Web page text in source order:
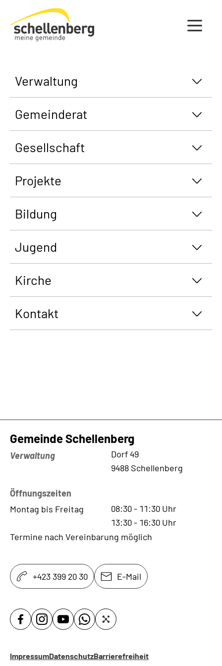
Gemeinde Schellenberg Startseite
Verwaltung
Gemeinderat
Gesellschaft
Projekte
Bildung
Jugend
Kirche
Kontakt
Gemeinde Schellenberg
Verwaltung
Dorf 49
9488 Schellenberg
Öffnungszeiten
Montag bis Freitag
08:30- 11:30 Uhr
13:30- 16:30 Uhr
Termine nach Vereinbarung möglich
+423 399 20 30 E-Mail
ImpressumDatenschutzBarrierefreiheit